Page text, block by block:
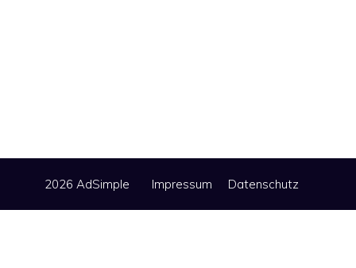
2026 AdSimple Impressum Datenschutz